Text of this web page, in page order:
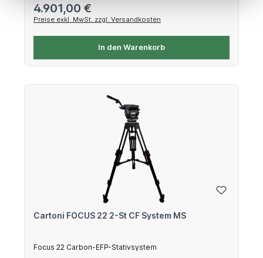
Regulärer Preis:
4.901,00 €
Preise exkl. MwSt. zzgl. Versandkosten
In den Warenkorb
Cartoni FOCUS 22 2-St CF System MS
Focus 22 Carbon-EFP-Stativsystem